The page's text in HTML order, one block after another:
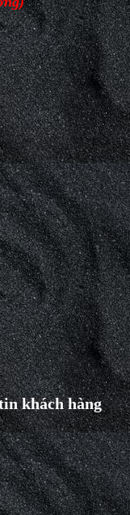
khách hàng